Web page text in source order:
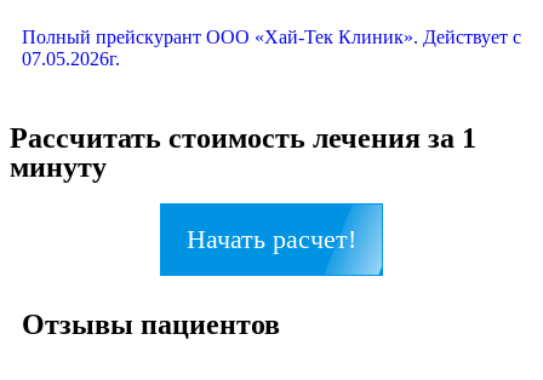
Полный прейскурант ООО «Хай-Тек Клиник». Действует с
07.05.2026г.
Рассчитать стоимость лечения за 1
минуту
Начать расчет!
Отзывы пациентов